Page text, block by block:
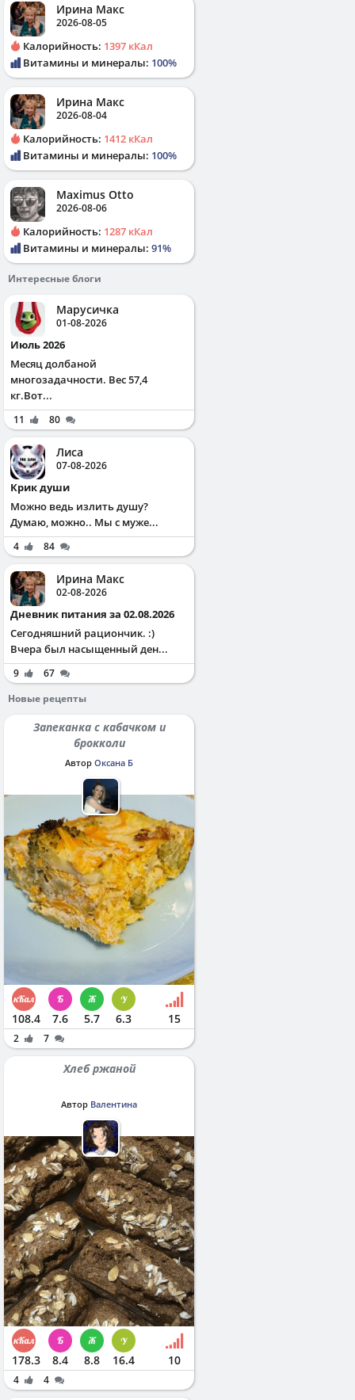
Ирина Макс
2026-08-05
Калорийность: 1397 кКал
Витамины и минералы: 100%
Ирина Макс
2026-08-04
Калорийность: 1412 кКал
Витамины и минералы: 100%
Maximus Otto
2026-08-06
Калорийность: 1287 кКал
Витамины и минералы: 91%
Интересные блоги
Марусичка
01-08-2026
Июль 2026
Месяц долбаной
многозадачности. Вес 57,4
кг.Вот...
11 80
Лиса
07-08-2026
Крик души
Можно ведь излить душу?
Думаю, можно.. Мы с муже...
4 84
Ирина Макс
02-08-2026
Дневник питания за 02.08.2026
Сегодняшний рациончик. :)
Вчера был насыщенный ден...
9
67
Новые рецепты
Запеканка с кабачком и
брокколи
Автор Оксана Б
108.4 7.6 5.7 6.3 15
2 7
Хлеб ржаной
Автор Валентина
178.3 8.4 8.8 16.4 10
4 4